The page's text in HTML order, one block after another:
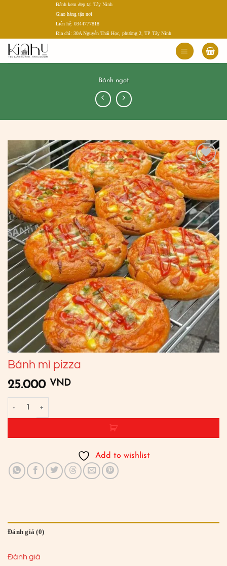
dung
Bánh kem đẹp tại Tây Ninh
Giao hàng tận nơi
Liên hệ: 0344777818
Địa chỉ: 30A Nguyễn Thái Học, phường 2, TP Tây Ninh
Bánh ngọt
Add to
wishlist
Bánh mì pizza
25.000 VND
Bánh mì pizza số lượng
Add to wishlist
Đánh giá (0)
Đánh giá